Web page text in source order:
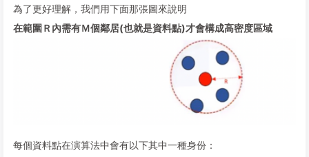
為了更好理解，我們用下面那張圖來說明
在範圍Ｒ內需有Ｍ個鄰居(也就是資料點)才會構成高密度區域
每個資料點在演算法中會有以下其中一種身份：